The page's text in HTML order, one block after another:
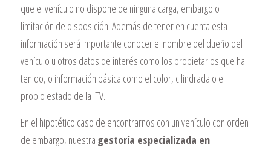
que el vehículo no dispone de ninguna carga, embargo o
limitación de disposición. Además de tener en cuenta esta
información será importante conocer el nombre del dueño del
vehículo u otros datos de interés como los propietarios que ha
tenido, o información básica como el color, cilindrada o el
propio estado de la ITV.
En el hipotético caso de encontrarnos con un vehículo con orden
de embargo, nuestra gestoría especializada en